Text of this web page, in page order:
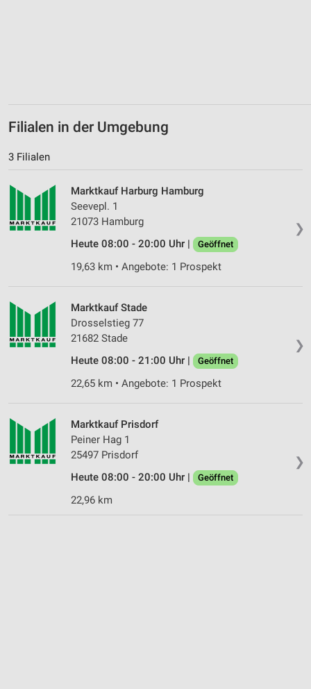
Filialen in der Umgebung
3 Filialen
❯
Marktkauf Harburg Hamburg
Seevepl. 1
21073 Hamburg
Heute 08:00 - 20:00 Uhr |
Geöffnet
19,63 km • Angebote: 1 Prospekt
❯
Marktkauf Stade
Drosselstieg 77
21682 Stade
Heute 08:00 - 21:00 Uhr |
Geöffnet
22,65 km • Angebote: 1 Prospekt
❯
Marktkauf Prisdorf
Peiner Hag 1
25497 Prisdorf
Heute 08:00 - 20:00 Uhr |
Geöffnet
22,96 km
Kombinationen von Daten aus verschiedenen
Entwicklung und Verbesserung der Angebote
Verwendung reduzierter Daten zur Auswahl von
Inhalten
Geräte anhand von aktiv angeforderten
Informationen identifizieren
Nicht-IAB-Verarbeitungszwecke:
Funktional